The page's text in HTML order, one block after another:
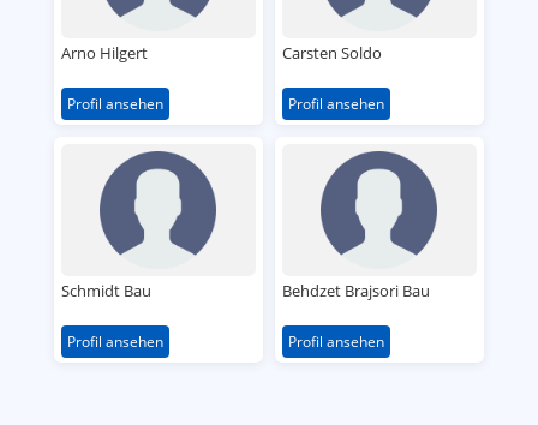
Arno Hilgert
Profil ansehen
Carsten Soldo
Profil ansehen
Schmidt Bau
Profil ansehen
Behdzet Brajsori Bau
Profil ansehen